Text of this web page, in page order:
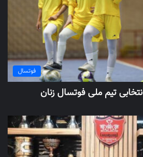
فوتسال
تیم ملی فوتسال زنان